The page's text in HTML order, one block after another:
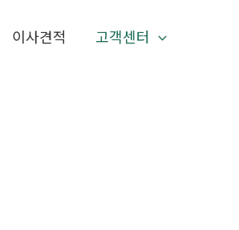
이사견적 고객센터